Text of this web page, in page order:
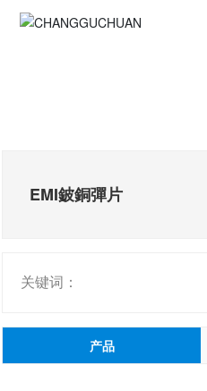
EMI鈹銅彈片
关键词：
产品